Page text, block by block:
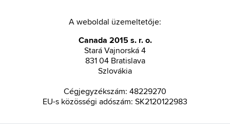
A weboldal üzemeltetője:
Canada 2015 s. r. o.
Stará Vajnorská 4
831 04 Bratislava
Szlovákia
Cégjegyzékszám: 48229270
EU-s közösségi adószám: SK2120122983